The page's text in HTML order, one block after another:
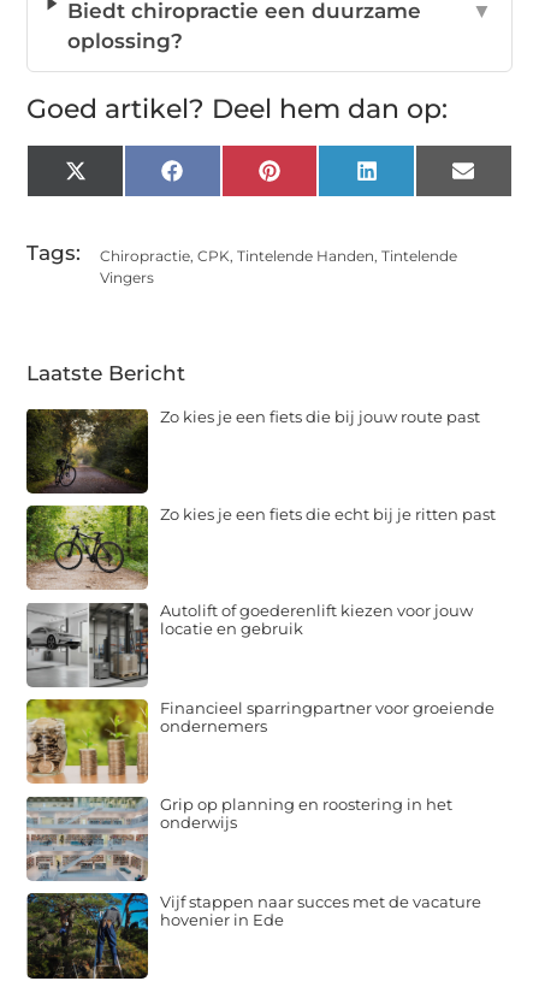
Biedt chiropractie een duurzame
oplossing?
▼
Goed artikel? Deel hem dan op:
X
(Twitter)
FacebookPinterestLinkedInEmail
Tags: Chiropractie, CPK, Tintelende Handen, Tintelende
Vingers
Laatste Bericht
Zo kies je een fiets die bij jouw route past
Zo kies je een fiets die echt bij je ritten past
Autolift of goederenlift kiezen voor jouw
locatie en gebruik
Financieel sparringpartner voor groeiende
ondernemers
Grip op planning en roostering in het
onderwijs
Vijf stappen naar succes met de vacature
hovenier in Ede